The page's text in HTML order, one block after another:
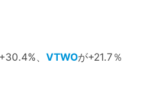
、 VTWOが+21.7％